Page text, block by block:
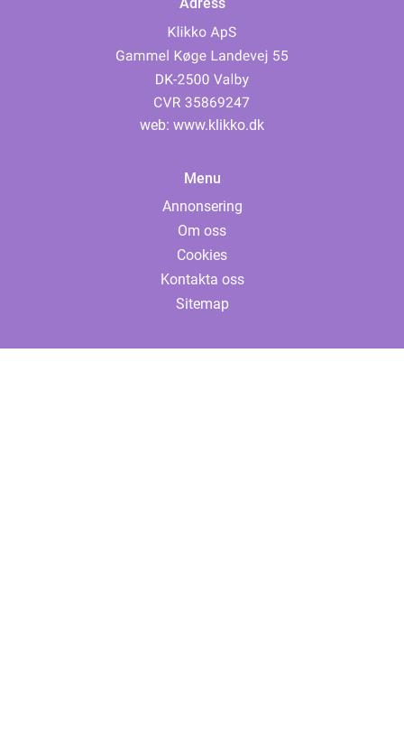
web: www.klikko.dk
Menu
Annonsering
Om oss
Cookies
Kontakta oss
Sitemap